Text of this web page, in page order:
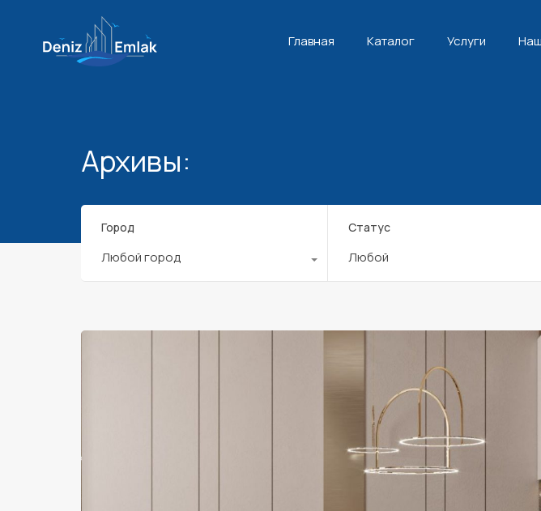
Главная Каталог Услуги
Архивы:
Город
Любой город
Статус
Любой